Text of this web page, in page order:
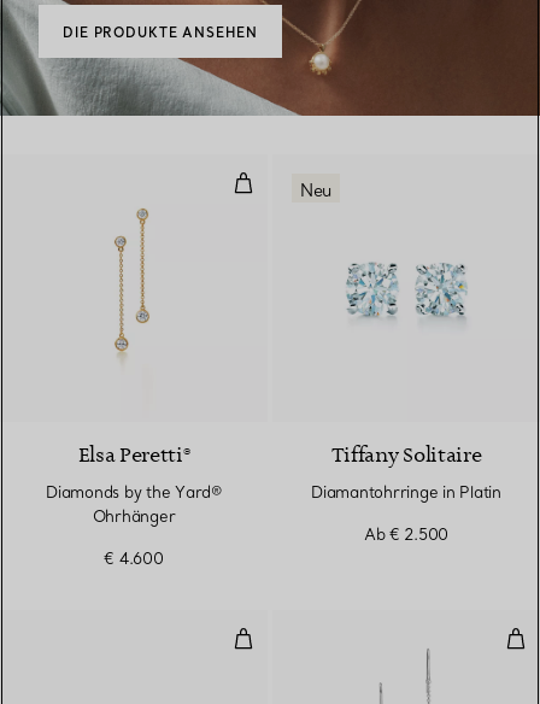
DIE PRODUKTE ANSEHEN
Diamonds by the Yard®
Elsa Peretti®
Diamonds by the Yard®
Ohrhänger
€ 4.600
Neu
Tiffany Solitaire
Diamantohrringe in Platin
Ab € 2.500
Ohrringe